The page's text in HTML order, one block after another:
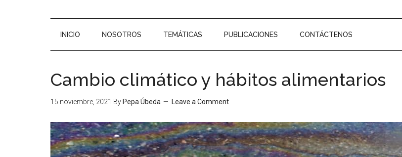
INICIO NOSOTROS TEMÁTICAS PUBLICACIONES CONTÁCTENOS
Cambio climático y hábitos alimentarios
15 noviembre, 2021 By Pepa Úbeda Leave a Comment